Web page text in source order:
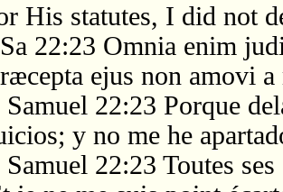
His statutes, I did not
22:23 Omnia enim
ejus non amovi
Samuel 22:23 Porque
y no me he
Samuel 22:23 Toutes